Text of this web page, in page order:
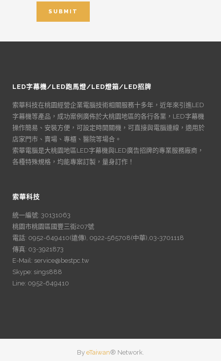
LED字幕機/LED跑馬燈/LED燈箱/LED招牌
索華科技在桃園經營企業電腦技術相關服務十多年，近年來引進LED
字幕機等產品，成功案例廣佈於大桃園地區的各行各業，LED字幕機
操作簡易、安裝方便，可設定時開關機，可直接與電腦連線，適用於
店家門市、賣場、專櫃、醫院等場合。
索華電腦是大桃園地區LED字幕機與LED廣告招牌的專業服務廠商，
各種特殊規格，均能專案訂製，量身訂作！
索華科技
統一編號: 30131063
桃園市桃園區國豐三街207號
電話: 0952-649410(遠傳), 0922-565708(中華),03-3701118
傳真: 03-3921873
E-Mail: service@bestpc.tw
Skype: sings888
Line: 0952-649410
By eTaiwan® Network.